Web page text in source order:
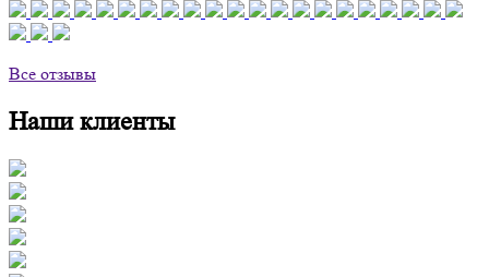
Все отзывы
Наши клиенты